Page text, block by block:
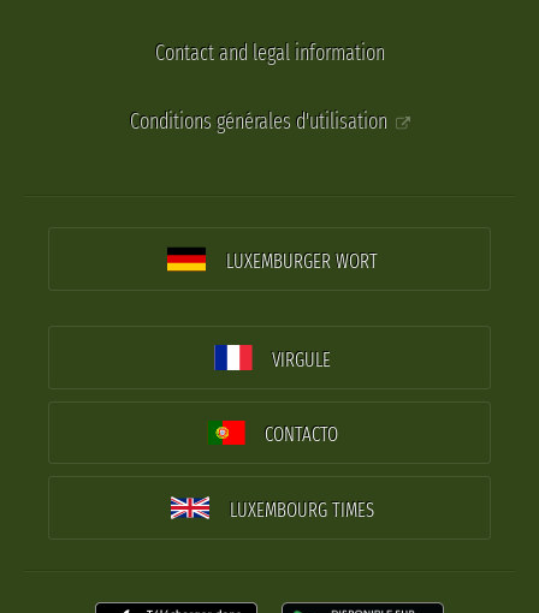
Contact and legal information
Conditions générales d'utilisation
LUXEMBURGER WORT
VIRGULE
CONTACTO
LUXEMBOURG TIMES